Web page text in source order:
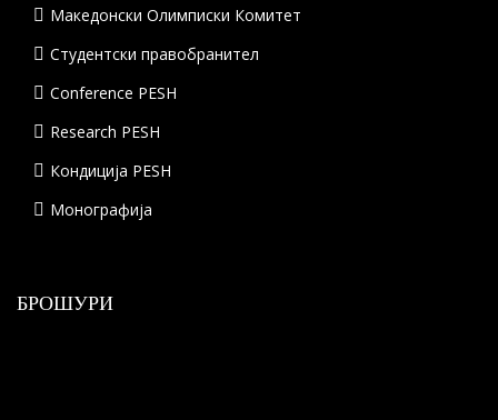
Македонски Олимписки Комитет
Студентски правобранител
Conference PESH
Research PESH
Кондиција PESH
Монографија
БРОШУРИ